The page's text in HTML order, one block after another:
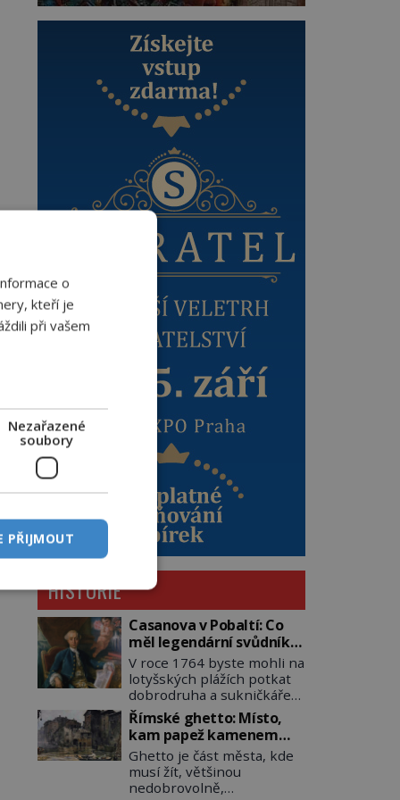
HISTORIE
Casanova v Pobaltí: Co
měl legendární svůdník
společného se
svobodnými zednáři?
V roce 1764 byste mohli na
lotyšských plážích potkat
dobrodruha a sukničkáře
Giacoma Casanovu. Jeho
cesta k Baltskému moři
však nebyla turistickým
výletem, ale ryze pracovní
cestou se zištnými úmysly.
Jaký cíl Casanova sledoval,
Římské ghetto: Místo,
kam papež kamenem
dohodil
Ghetto je část města, kde
musí žít, většinou
nedobrovolně,
o
kteří je
při vašem
Nezařazené
soubory
PŘIJMOUT